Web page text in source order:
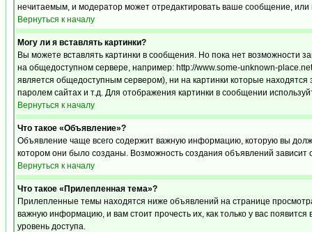
нечитаемым, и модератор может отредактировать ваше сообщение, или
Вернуться к началу
Могу ли я вставлять картинки?
Вы можете вставлять картинки в сообщения. Но пока нет возможности
на общедоступном сервере, например: http://www.some-unknown-
является общедоступным сервером), ни на картинки которые
паролем сайтах и т.д. Для отображения картинки в сообщении
Вернуться к началу
Что такое «Объявление»?
Объявление чаще всего содержит важную информацию, которую вы
котором они было созданы. Возможность создания объявлений
Вернуться к началу
Что такое «Прилепленная тема»?
Прилепленные темы находятся ниже объявлений на странице
важную информацию, и вам стоит прочесть их, как только у вас
уровень доступа.